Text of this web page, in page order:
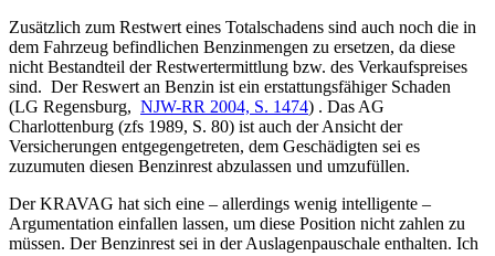
Zusätzlich zum Restwert eines Totalschadens sind auch noch die in
dem Fahrzeug befindlichen Benzinmengen zu ersetzen, da diese
nicht Bestandteil der Restwertermittlung bzw. des Verkaufspreises
sind. Der Reswert an Benzin ist ein erstattungsfähiger Schaden
(LG Regensburg, NJW-RR 2004, S. 1474) . Das AG
Charlottenburg (zfs 1989, S. 80) ist auch der Ansicht der
Versicherungen entgegengetreten, dem Geschädigten sei es
zuzumuten diesen Benzinrest abzulassen und umzufüllen.
Der KRAVAG hat sich eine – allerdings wenig intelligente –
Argumentation einfallen lassen, um diese Position nicht zahlen zu
müssen. Der Benzinrest sei in der Auslagenpauschale enthalten. Ich